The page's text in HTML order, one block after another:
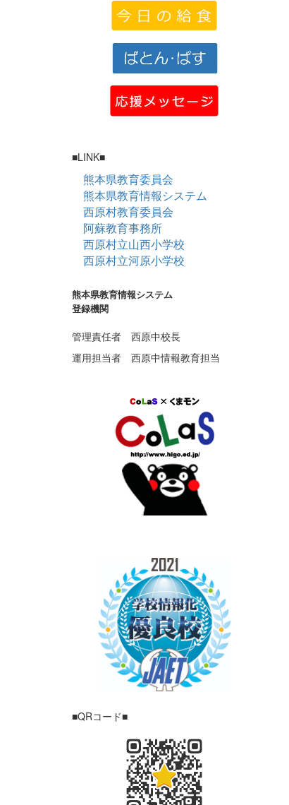
■LINK■
熊本県教育委員会
熊本県教育情報システム
西原村教育委員会
阿蘇教育事務所
西原村立山西小学校
西原村立河原小学校
熊本県教育情報システム
登録機関
管理責任者 西原中校長
運用担当者 西原中情報教育担当
■QRコード■